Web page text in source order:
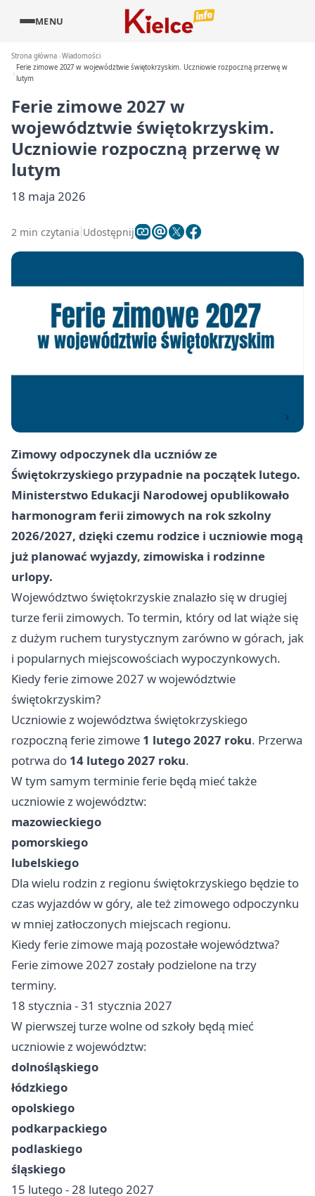
MENU
Strona główna Wiadomości
Ferie zimowe 2027 w województwie świętokrzyskim. Uczniowie rozpoczną przerwę w
lutym
Ferie zimowe 2027 w
województwie świętokrzyskim.
Uczniowie rozpoczną przerwę w
lutym
18 maja 2026
2 min czytania Udostępnij
Zimowy odpoczynek dla uczniów ze
Świętokrzyskiego przypadnie na początek lutego.
Ministerstwo Edukacji Narodowej opublikowało
harmonogram ferii zimowych na rok szkolny
2026/2027, dzięki czemu rodzice i uczniowie mogą
już planować wyjazdy, zimowiska i rodzinne
urlopy.
Województwo świętokrzyskie znalazło się w drugiej
turze ferii zimowych. To termin, który od lat wiąże się
z dużym ruchem turystycznym zarówno w górach, jak
i popularnych miejscowościach wypoczynkowych.
Kiedy ferie zimowe 2027 w województwie
świętokrzyskim?
Uczniowie z województwa świętokrzyskiego
rozpoczną ferie zimowe 1 lutego 2027 roku. Przerwa
potrwa do 14 lutego 2027 roku.
W tym samym terminie ferie będą mieć także
uczniowie z województw:
mazowieckiego
pomorskiego
lubelskiego
Dla wielu rodzin z regionu świętokrzyskiego będzie to
czas wyjazdów w góry, ale też zimowego odpoczynku
w mniej zatłoczonych miejscach regionu.
Kiedy ferie zimowe mają pozostałe województwa?
Ferie zimowe 2027 zostały podzielone na trzy
terminy.
18 stycznia - 31 stycznia 2027
W pierwszej turze wolne od szkoły będą mieć
uczniowie z województw:
dolnośląskiego
łódzkiego
opolskiego
podkarpackiego
podlaskiego
śląskiego
15 lutego - 28 lutego 2027